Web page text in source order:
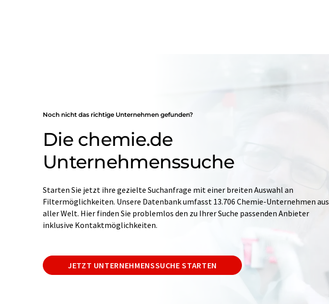
Noch nicht das richtige Unternehmen gefunden?
Die chemie.de
Unternehmenssuche
Starten Sie jetzt ihre gezielte Suchanfrage mit einer breiten Auswahl an
Filtermöglichkeiten. Unsere Datenbank umfasst 13.706 Chemie-Unternehmen aus
aller Welt. Hier finden Sie problemlos den zu Ihrer Suche passenden Anbieter
inklusive Kontaktmöglichkeiten.
JETZT UNTERNEHMENSSUCHE STARTEN